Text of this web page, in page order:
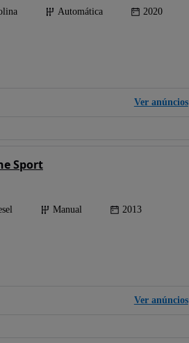
Automática 2020
Ver anúncios
Sport
Manual 2013
Ver anúncios